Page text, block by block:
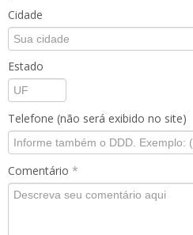
Cidade
Estado
Telefone (não será exibido no site)
Comentário *